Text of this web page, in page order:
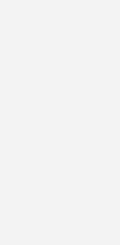
das
stiegen um
damit sogar
mit rund
Oliver